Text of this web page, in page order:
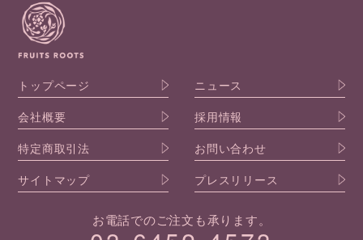
トップページ
ニュース
会社概要
採用情報
特定商取引法
お問い合わせ
サイトマップ
プレスリリース
お電話でのご注文も承ります。